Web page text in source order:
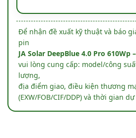
Để nhận đề xuất kỹ thuật và báo
pin
JA Solar DeepBlue 4.0 Pro 610Wp –
vui lòng cung cấp: model/công
lượng,
địa điểm giao, điều kiện thương
(EXW/FOB/CIF/DDP) và thời gian